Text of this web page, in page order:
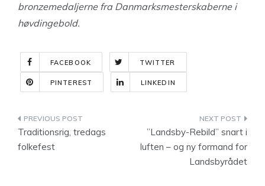
bronzemedaljerne fra Danmarksmesterskaberne i
høvdingebold.
FACEBOOK TWITTER
PINTEREST LINKEDIN
Indlægsnavigation
Traditionsrig, tredags
folkefest
”Landsby-Rebild” snart i
luften – og ny formand for
Landsbyrådet